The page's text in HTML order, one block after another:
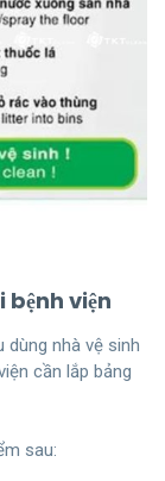
bệnh viện
dùng nhà vệ sinh
cần lắp bảng
sau: